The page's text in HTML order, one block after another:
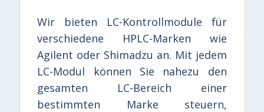
Wir bieten LC-Kontrollmodule für
verschiedene HPLC-Marken wie
Agilent oder Shimadzu an. Mit jedem
LC-Modul können Sie nahezu den
gesamten LC-Bereich einer
bestimmten Marke steuern,